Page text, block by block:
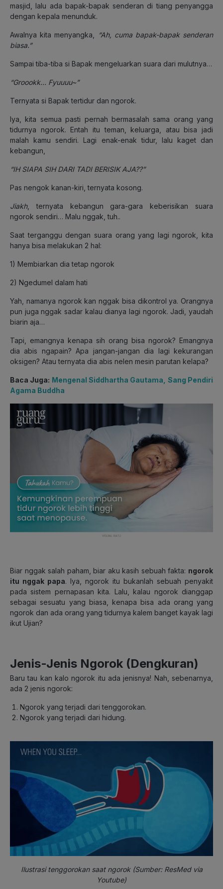
masjid, lalu ada bapak-bapak senderan di tiang penyangga
dengan kepala menunduk.
Awalnya kita menyangka,
“Ah, cuma bapak-bapak senderan
biasa.”
Sampai tiba-tiba si Bapak mengeluarkan suara dari mulutnya…
“Groookk… Fyuuuu~”
Ternyata si Bapak tertidur dan ngorok.
Iya, kita semua pasti pernah bermasalah sama orang yang
tidurnya ngorok. Entah itu teman, keluarga, atau bisa jadi
malah kamu sendiri. Lagi enak-enak tidur, lalu kaget dan
kebangun,
“IH SIAPA SIH DARI TADI BERISIK AJA??”
Pas nengok kanan-kiri, ternyata kosong.
Jiakh, ternyata kebangun gara-gara keberisikan suara
ngorok sendiri… Malu nggak, tuh..
Saat terganggu dengan suara orang yang lagi ngorok, kita
hanya bisa melakukan 2 hal:
1) Membiarkan dia tetap ngorok
2) Ngedumel dalam hati
Yah, namanya ngorok kan nggak bisa dikontrol ya. Orangnya
pun juga nggak sadar kalau dianya lagi ngorok. Jadi, yaudah
biarin aja…
Tapi, emangnya kenapa sih orang bisa ngorok? Emangnya
dia abis ngapain? Apa jangan-jangan dia lagi kekurangan
oksigen? Atau ternyata dia abis nelen mesin parutan kelapa?
Baca Juga: Mengenal Siddhartha Gautama, Sang Pendiri
Agama Buddha
Biar nggak salah paham, biar aku kasih sebuah fakta: ngorok
itu nggak papa. Iya, ngorok itu bukanlah sebuah penyakit
pada sistem pernapasan kita. Lalu, kalau ngorok dianggap
sebagai sesuatu yang biasa, kenapa bisa ada orang yang
ngorok dan ada orang yang tidurnya kalem banget kayak lagi
ikut Ujian?
Jenis-Jenis Ngorok (Dengkuran)
Baru tau kan kalo ngorok itu ada jenisnya! Nah, sebenarnya,
ada 2 jenis ngorok:
Ngorok yang terjadi dari tenggorokan.
Ngorok yang terjadi dari hidung.
Ilustrasi tenggorokan saat ngorok (Sumber: ResMed via
Youtube)